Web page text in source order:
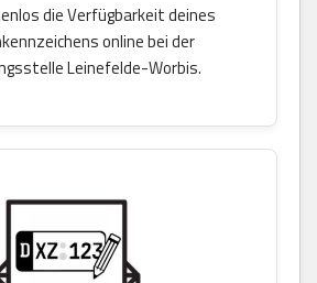
die Verfügbarkeit deines
online bei der
Leinefelde-Worbis.